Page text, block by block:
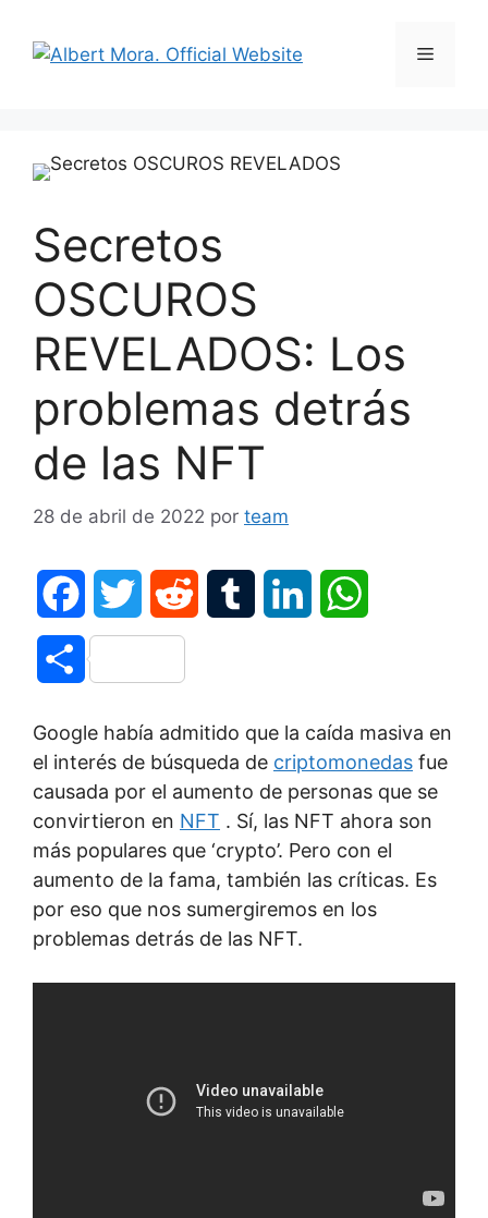
Secretos
OSCUROS
REVELADOS: Los
problemas detrás
de las NFT
28 de abril de 2022 por team
a
c
e
b
o
o
w
i
t
t
e
r
d
i
t
b
r
k
e
d
I
t
s
A
p
C
m
p
a
t
Google había admitido que la caída masiva en
el interés de búsqueda de criptomonedas fue
causada por el aumento de personas que se
convirtieron en NFT . Sí, las NFT ahora son
más populares que ‘crypto’. Pero con el
aumento de la fama, también las críticas. Es
por eso que nos sumergiremos en los
problemas detrás de las NFT.